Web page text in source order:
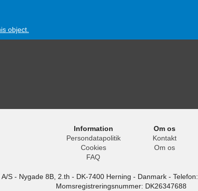
object.
Information
Persondatapolitik
Cookies
FAQ
Om os
Kontakt
Om os
S - Nygade 8B, 2.th - DK-7400 Herning - Danmark - Telefon:
Momsregistreringsnummer: DK26347688